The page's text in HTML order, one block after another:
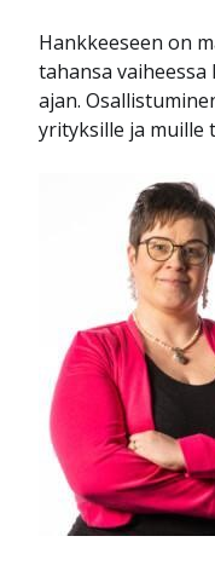
Hankkeeseen on
tahansa
ajan.
yrityksille ja muille